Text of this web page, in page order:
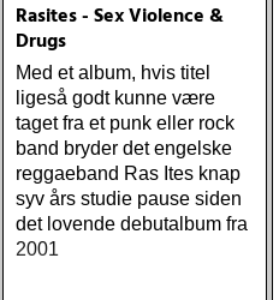
Rasites - Sex Violence &
Drugs
Med et album, hvis titel
ligeså godt kunne være
taget fra et punk eller rock
band bryder det engelske
reggaeband Ras Ites knap
syv års studie pause siden
det lovende debutalbum fra
2001